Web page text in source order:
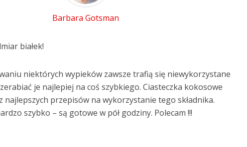
Barbara Gotsman
białek!
niektórych wypieków zawsze trafią się niewykorzystane
je najlepiej na coś szybkiego. Ciasteczka kokosowe
najlepszych przepisów na wykorzystanie tego składnika.
szybko – są gotowe w pół godziny. Polecam !!!